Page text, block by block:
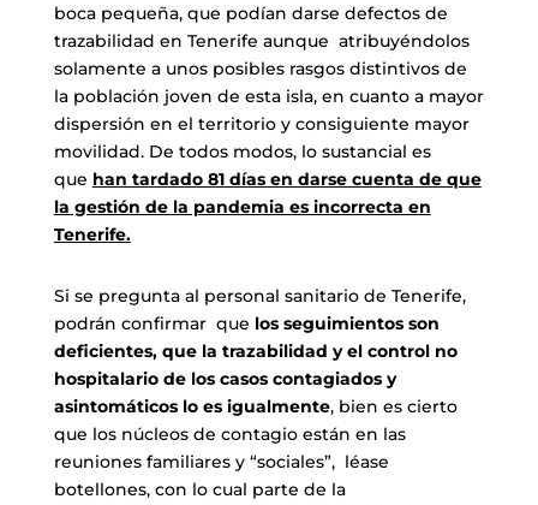
boca pequeña, que podían darse defectos de
trazabilidad en Tenerife aunque atribuyéndolos
solamente a unos posibles rasgos distintivos de
la población joven de esta isla, en cuanto a mayor
dispersión en el territorio y consiguiente mayor
movilidad. De todos modos, lo sustancial es
que han tardado 81 días en darse cuenta de que
la gestión de la pandemia es incorrecta en
Tenerife.
Si se pregunta al personal sanitario de Tenerife,
podrán confirmar que los seguimientos son
deficientes, que la trazabilidad y el control no
hospitalario de los casos contagiados y
asintomáticos lo es igualmente, bien es cierto
que los núcleos de contagio están en las
reuniones familiares y “sociales”, léase
botellones, con lo cual parte de la